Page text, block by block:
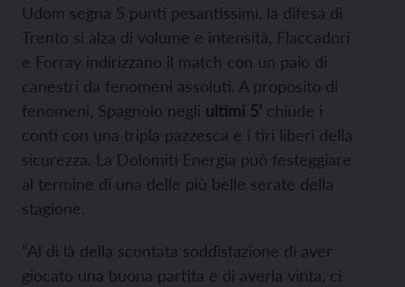
Udom segna 5 punti pesantissimi, la difesa di
Trento si alza di volume e intensità, Flaccadori
e Forray indirizzano il match con un paio di
canestri da fenomeni assoluti. A proposito di
fenomeni, Spagnolo negli ultimi 5’ chiude i
conti con una tripla pazzesca e i tiri liberi della
sicurezza. La Dolomiti Energia può festeggiare
al termine di una delle più belle serate della
stagione.
“Al di là della scontata soddisfazione di aver
giocato una buona partita e di averla vinta, ci